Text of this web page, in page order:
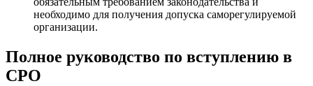
необходимо для получения допуска саморегулируемой
организации.
Полное руководство по вступлению в
СРО